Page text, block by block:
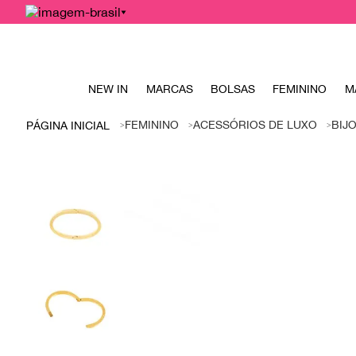
NEW IN MARCAS BOLSAS FEMININO
FEMININO ACESSÓRIOS DE LUXO